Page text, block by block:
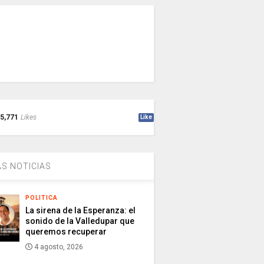
5,771 Likes Like
NOTICIAS
POLITICA
La sirena de la Esperanza: el
sonido de la Valledupar que
queremos recuperar
4 agosto, 2026